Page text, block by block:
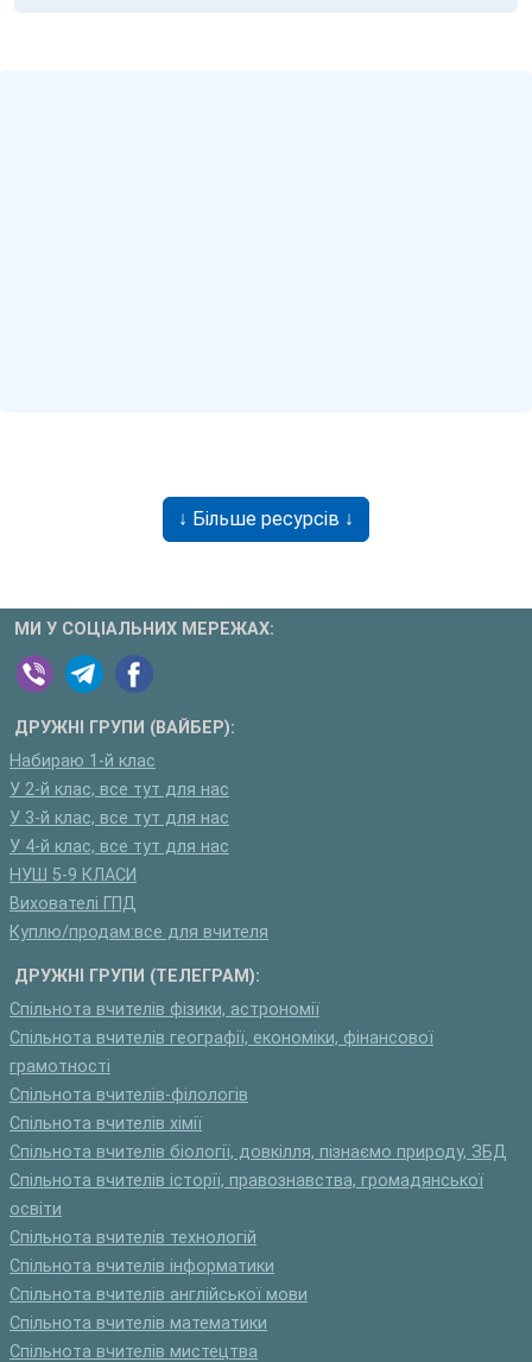
↓ Більше ресурсів ↓
МИ У СОЦІАЛЬНИХ МЕРЕЖАХ:
ДРУЖНІ ГРУПИ (ВАЙБЕР):
Набираю 1-й клас
У 2-й клас, все тут для нас
У 3-й клас, все тут для нас
У 4-й клас, все тут для нас
НУШ 5-9 КЛАСИ
Вихователі ГПД
Куплю/продам:все для вчителя
ДРУЖНІ ГРУПИ (ТЕЛЕГРАМ):
Спільнота вчителів фізики, астрономії
Спільнота вчителів географії, економіки, фінансової
грамотності
Спільнота вчителів-філологів
Спільнота вчителів хімії
Спільнота вчителів біології, довкілля, пізнаємо природу, ЗБД
Спільнота вчителів історії, правознавства, громадянської
освіти
Спільнота вчителів технологій
Спільнота вчителів інформатики
Спільнота вчителів англійської мови
Спільнота вчителів математики
Спільнота вчителів мистецтва